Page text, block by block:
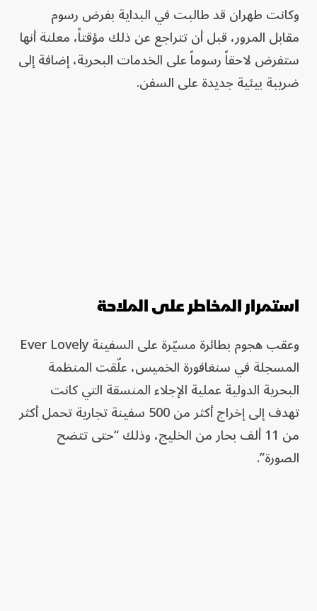
وكانت طهران قد طالبت في البداية بفرض رسوم
مقابل المرور، قبل أن تتراجع عن ذلك مؤقتاً، معلنة أنها
ستفرض لاحقاً رسوماً على الخدمات البحرية، إضافة إلى
ضريبة بيئية جديدة على السفن.
استمرار المخاطر على الملاحة
وعقب هجوم بطائرة مسيّرة على السفينة Ever Lovely
المسجلة في سنغافورة الخميس، علّقت المنظمة
البحرية الدولية عملية الإجلاء المنسقة التي كانت
تهدف إلى إخراج أكثر من 500 سفينة تجارية تحمل أكثر
من 11 ألف بحار من الخليج، وذلك “حتى تتضح
الصورة”.